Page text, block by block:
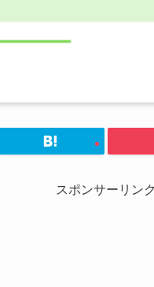
スポンサーリンク